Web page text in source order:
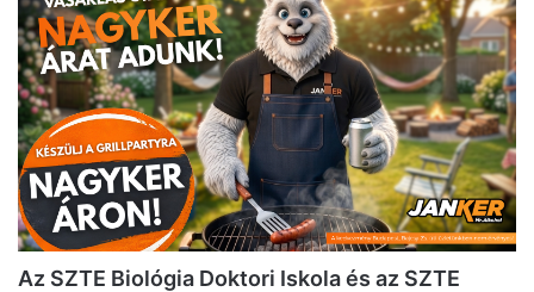
Az SZTE Biológia Doktori Iskola és az SZTE